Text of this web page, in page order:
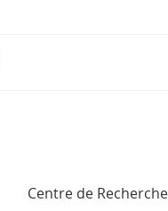
Centre de